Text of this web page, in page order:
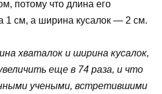
потому что длина его
1 см, а ширина кусалок — 2 см.
хваталок и ширина кусалок,
еще в 74 раза, и что
учеными, встретившими